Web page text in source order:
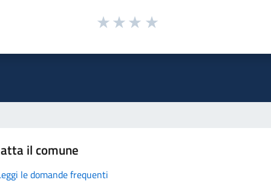
il comune
le domande frequenti